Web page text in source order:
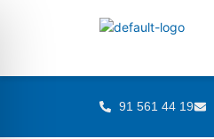
91 561 44 19